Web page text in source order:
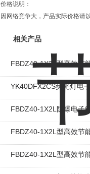
价格说明：
因网络竞争大，产品实际价格请
相关产品
FBDZ40-1X2L型高效节
YK40DFX2CS荧光灯电
FBDZ40-1X2L防爆电子
FBDZ40-1X2L型高效节
FBDZ40-1X2L型高效节